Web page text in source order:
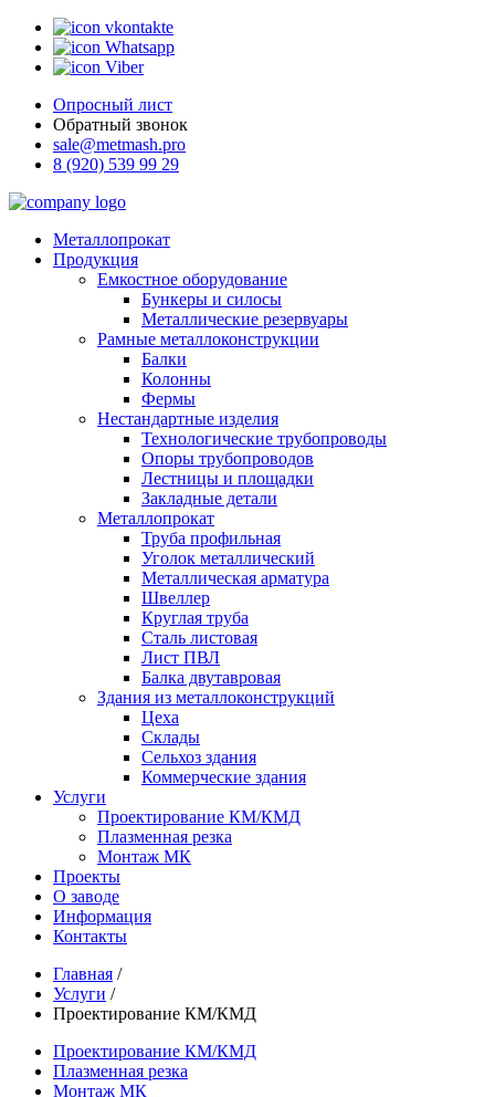
Whatsapp
Viber
Опросный лист
Обратный звонок
sale@metmash.pro
8 (920) 539 99 29
Металлопрокат
Продукция
Емкостное оборудование
Бункеры и силосы
Металлические резервуары
Рамные металлоконструкции
Балки
Колонны
Фермы
Нестандартные изделия
Технологические трубопроводы
Опоры трубопроводов
Лестницы и площадки
Закладные детали
Металлопрокат
Труба профильная
Уголок металлический
Металлическая арматура
Швеллер
Круглая труба
Сталь листовая
Лист ПВЛ
Балка двутавровая
Здания из металлоконструкций
Цеха
Склады
Сельхоз здания
Коммерческие здания
Услуги
Проектирование КМ/КМД
Плазменная резка
Монтаж МК
Проекты
О заводе
Информация
Контакты
Главная /
Услуги /
Проектирование КМ/КМД
Проектирование КМ/КМД
Плазменная резка
Монтаж МК